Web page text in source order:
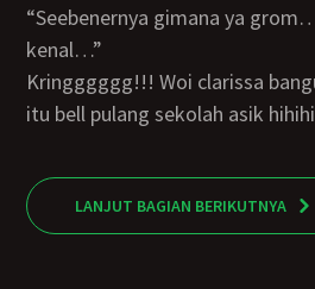
“seebenernya gimana ya grom… tapi kita baru
kenal…”
Kringggggg!!! Woi clarissa bangun ngayal mulu!, wah
itu bell pulang sekolah asik hihihi
LANJUT BAGIAN BERIKUTNYA